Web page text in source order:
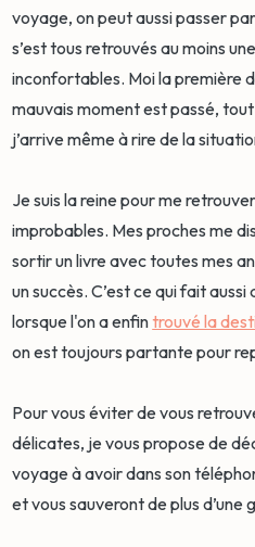
voyage, on peut aussi passer
s’est tous retrouvés au moins
inconfortables. Moi la première
mauvais moment est passé,
j’arrive même à rire de la
Je suis la reine pour me
improbables. Mes proches me
sortir un livre avec toutes mes
un succès. C’est ce qui fait
lorsque l'on a enfintrouvé la
on est toujours partante pour
Pour vous éviter de vous
délicates, je vous propose de
voyage à avoir dans son
et vous sauveront de plus d’une